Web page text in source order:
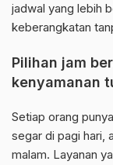
jadwal yang lebih
keberangkatan
Pilihan jam
kenyamanan
Setiap orang
segar di pagi hari,
malam. Layanan